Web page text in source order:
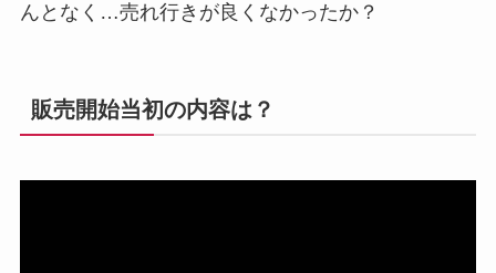
んとなく…売れ行きが良くなかったか？
販売開始当初の内容は？